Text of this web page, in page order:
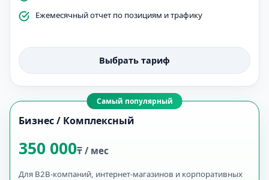
Ежемесячный отчет по позициям и трафику
Выбрать тариф
Самый популярный
Бизнес / Комплексный
350 000₸ / мес
Для B2B-компаний, интернет-магазинов и корпоративных